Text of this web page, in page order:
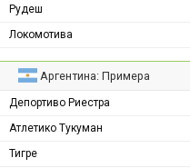
Рудеш
Локомотива
Аргентина: Примера
Депортиво Риестра
Атлетико Тукуман
Тигре